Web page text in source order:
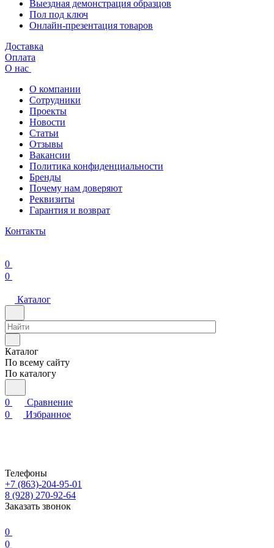
Выездная демонстрация образцов
Пол под ключ
Онлайн-презентация товаров
Доставка
Оплата
О нас
О компании
Сотрудники
Проекты
Новости
Статьи
Отзывы
Вакансии
Политика конфиденциальности
Бренды
Почему нам доверяют
Реквизиты
Гарантия и возврат
Контакты
0
0
Каталог
Каталог
По всему сайту
По каталогу
0
Сравнение
0
Избранное
Телефоны
+7 (863)-204-95-01
8 (928) 270-92-64
Заказать звонок
0
0